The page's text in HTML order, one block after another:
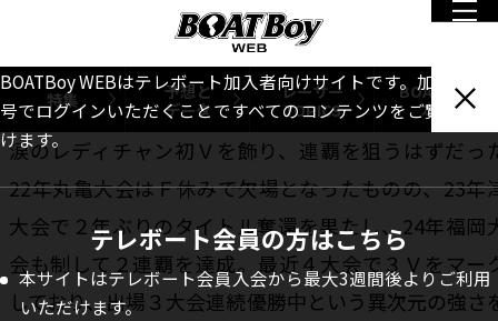
特集
予想と
データ
レーサー
TOPICS
BOATBoy
本誌
BOATBoy WEBはテレボート加入者向けサイトです。加入者番
号でログインいただくことですべてのコンテンツをご覧いただ
けます。
テレボート会員の方はこちら
本サイトはテレボート会員入会から最大3週間後よりご利用
いただけます。
挙げる人はまずいないだろう。
遠藤はレディースチャンピオンに過去10回出場し
６優出３Ｖという圧倒的な実績だ。21年浜名湖大会
涙のレディチャン初Ｖを飾り、連覇を狙うはずだっ
22年丸亀大会はＦ休みで欠場となったものの、23年
大会で２年ぶりのタイトル奪還を果たし、24年福岡
会も制して２連覇を達成。最近４大会で３Ｖをマー
しており、出場３大会連続優勝中という異次元の強さ